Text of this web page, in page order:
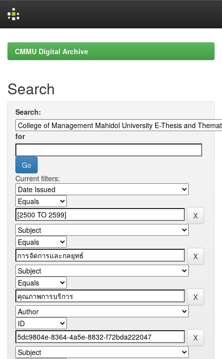
navigationCMMU Digital Archive
Search
Search:
for
Current filters: